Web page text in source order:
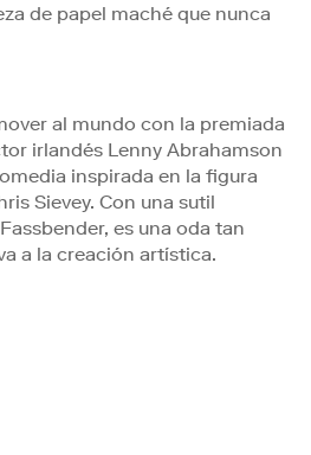
de papel maché que nunca
al mundo con la premiada
irlandés Lenny Abrahamson
inspirada en la figura
Sievey. Con una sutil
es una oda tan
a la creación artística.